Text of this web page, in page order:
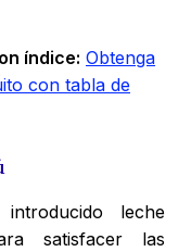
índice: Obtenga
con tabla de
leche
satisfacer las